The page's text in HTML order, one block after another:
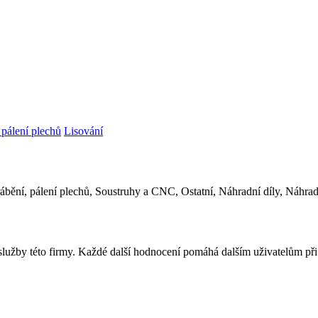
plechů Lisování
pálení plechů, Soustruhy a CNC, Ostatní, Náhradní díly,
této firmy. Každé další hodnocení pomáhá dalším uživatelům